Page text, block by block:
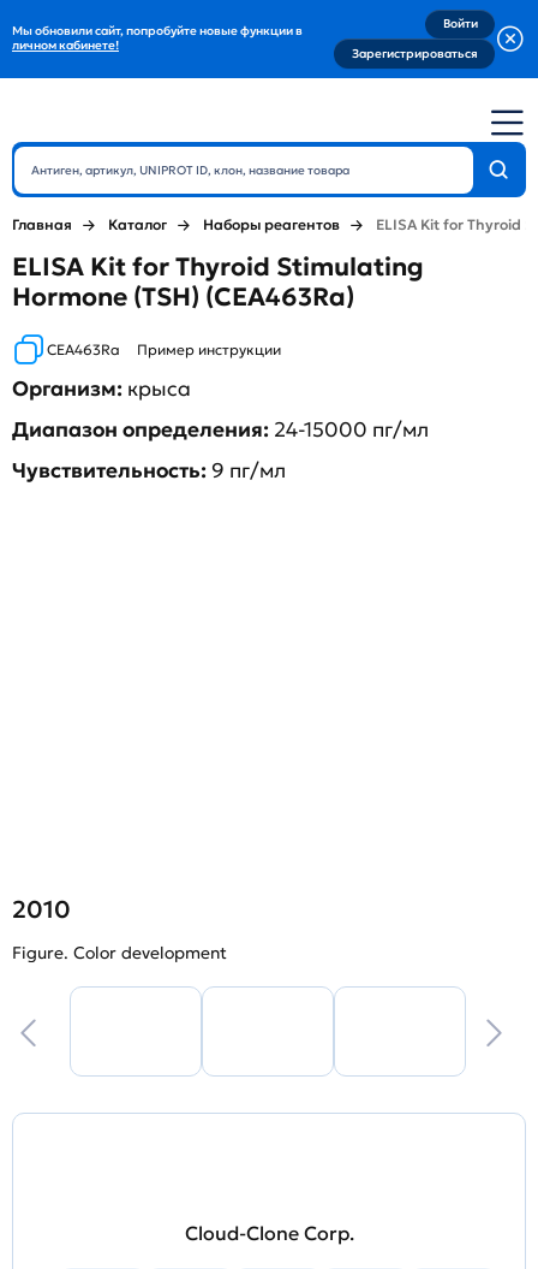
Мы обновили сайт, попробуйте новые функции в
личном кабинете!
Войти
Зарегистрироваться
Главная Каталог Наборы реагентов ELISA Kit for Thyroid
ELISA Kit for Thyroid Stimulating
Hormone (TSH) (CEA463Ra)
CEA463Ra Пример инструкции
Организм: крыса
Диапазон определения: 24-15000 пг/мл
Чувствительность:9 пг/мл
2010
Figure. Color development
Cloud-Clone Corp.